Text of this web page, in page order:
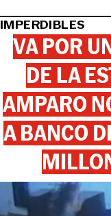
IMPERDIBLES
VA POR
DE LA
AMPARO
A BANCO